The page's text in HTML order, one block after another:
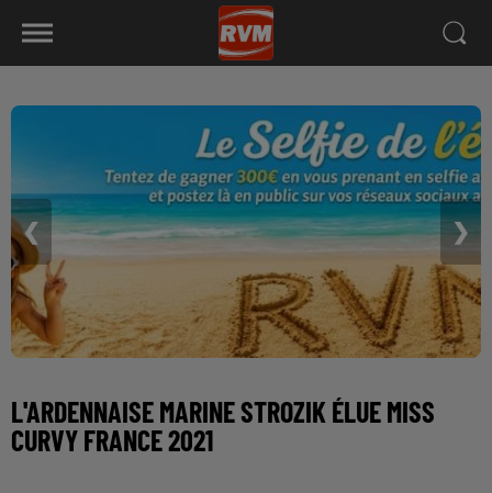
❮ ❯
L'ARDENNAISE MARINE STROZIK ÉLUE MISS
CURVY FRANCE 2021